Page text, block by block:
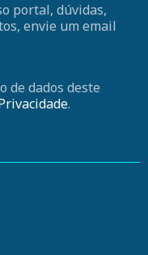
portal, dúvidas,
envie um email
de dados deste
.